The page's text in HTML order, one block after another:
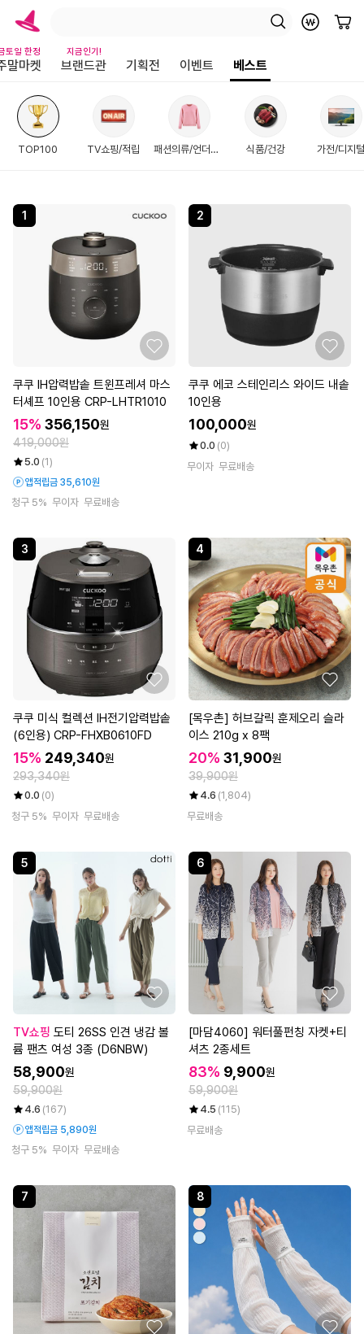
말마켓
토일 한정
브랜드관
지금인기!
기획전 이벤트 베스트
TOP100 TV쇼핑/적립 패션의류/언더웨어 식품/건강 가전/디지
1
쿠쿠 IH압력밥솥 트윈프레셔 마스
터셰프 10인용 CRP-LHTR1010
15% 356,150원
419,000원
5.0 (1)
앱적립금 35,610원
청구 5% 무이자 무료배송
2
쿠쿠 에코 스테인리스 와이드 내솥
10인용
100,000원
0.0 (0)
무이자 무료배송
3
쿠쿠 미식 컬렉션 IH전기압력밥솥
(6인용) CRP-FHXB0610FD
15% 249,340원
293,340원
0.0 (0)
청구 5% 무이자 무료배송
4
[목우촌] 허브갈릭 훈제오리 슬라
이스 210g x 8팩
20% 31,900원
39,900원
4.6 (1,804)
무료배송
5
TV쇼핑
륨 팬츠 여성 3종 (D6NBW)
58,900원
59,900원
4.6 (167)
앱적립금 5,890원
청구 5% 무이자 무료배송
6
[마담4060] 워터풀펀칭 자켓+티
셔츠 2종세트
83% 9,900원
59,900원
4.5 (115)
무료배송
7 8